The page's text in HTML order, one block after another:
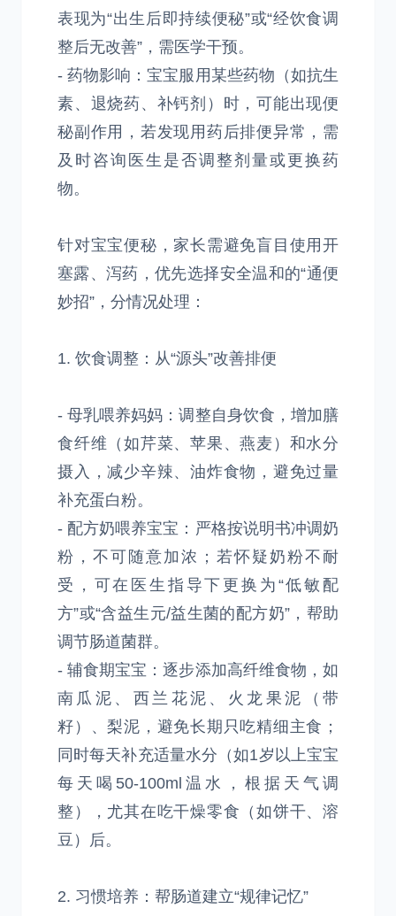
表现为“出生后即持续便秘”或“经饮食调
整后无改善”，需医学干预。
- 药物影响：宝宝服用某些药物（如抗生
素、退烧药、补钙剂）时，可能出现便
秘副作用，若发现用药后排便异常，需
及时咨询医生是否调整剂量或更换药
物。
针对宝宝便秘，家长需避免盲目使用开
塞露、泻药，优先选择安全温和的“通便
妙招”，分情况处理：
1. 饮食调整：从“源头”改善排便
- 母乳喂养妈妈：调整自身饮食，增加膳
食纤维（如芹菜、苹果、燕麦）和水分
摄入，减少辛辣、油炸食物，避免过量
补充蛋白粉。
- 配方奶喂养宝宝：严格按说明书冲调奶
粉，不可随意加浓；若怀疑奶粉不耐
受，可在医生指导下更换为“低敏配
方”或“含益生元/益生菌的配方奶”，帮助
调节肠道菌群。
- 辅食期宝宝：逐步添加高纤维食物，如
南瓜泥、西兰花泥、火龙果泥（带
籽）、梨泥，避免长期只吃精细主食；
同时每天补充适量水分（如1岁以上宝宝
每天喝50-100ml温水，根据天气调
整），尤其在吃干燥零食（如饼干、溶
豆）后。
2. 习惯培养：帮肠道建立“规律记忆”